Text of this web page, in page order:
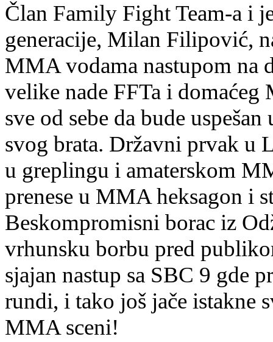
Član Family Fight Team-a i
generacije, Milan Filipović,
MMA vodama nastupom na
velike nade FFTa i
sve od sebe da bude
svog brata. Državni prvak u
u greplingu i amaterskom
prenese u MMA heksagon i
Beskompromisni borac iz
vrhunsku borbu pred
sjajan nastup sa SBC 9 gde
rundi, i tako još jače istakne
MMA sceni!